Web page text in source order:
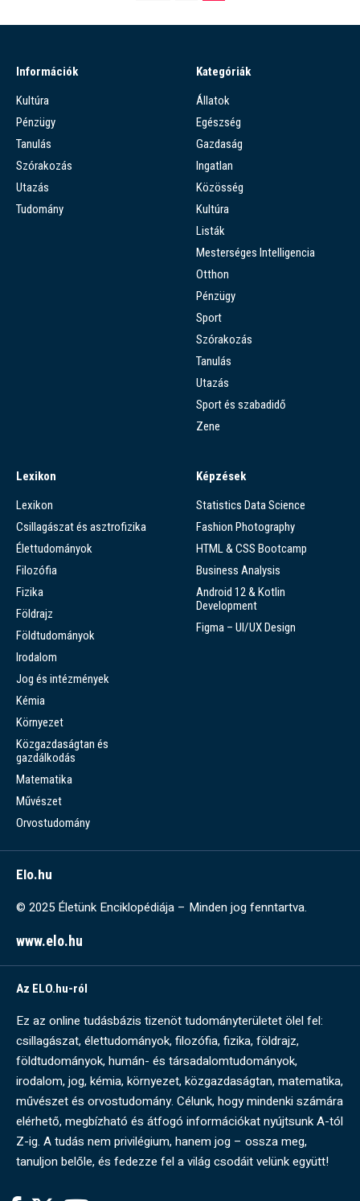
Információk
Kultúra
Pénzügy
Tanulás
Szórakozás
Utazás
Tudomány
Kategóriák
Állatok
Egészség
Gazdaság
Ingatlan
Közösség
Kultúra
Listák
Mesterséges Intelligencia
Otthon
Pénzügy
Sport
Szórakozás
Tanulás
Utazás
Sport és szabadidő
Zene
Lexikon
Lexikon
Csillagászat és asztrofizika
Élettudományok
Filozófia
Fizika
Földrajz
Földtudományok
Irodalom
Jog és intézmények
Kémia
Környezet
Közgazdaságtan és
gazdálkodás
Matematika
Művészet
Orvostudomány
Képzések
Statistics Data Science
Fashion Photography
HTML & CSS Bootcamp
Business Analysis
Android 12 & Kotlin
Development
Figma – UI/UX Design
Elo.hu
© 2025 Életünk Enciklopédiája – Minden jog fenntartva.
www.elo.hu
Az ELO.hu-ról
Ez az online tudásbázis tizenöt tudományterületet ölel fel:
csillagászat, élettudományok, filozófia, fizika, földrajz,
földtudományok, humán- és társadalomtudományok,
irodalom, jog, kémia, környezet, közgazdaságtan, matematika,
művészet és orvostudomány. Célunk, hogy mindenki számára
elérhető, megbízható és átfogó információkat nyújtsunk A-tól
Z-ig. A tudás nem privilégium, hanem jog – ossza meg,
tanuljon belőle, és fedezze fel a világ csodáit velünk együtt!